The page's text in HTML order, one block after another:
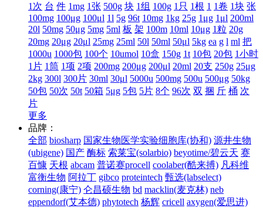
1次 台 件 1mg 1张 500g 块 1组 100g 1只 1根 1 1卷 1块 张
100mg 100μg 100μl 1l 5g 96t 10mg 1kg 25g 1μg 1μl 200ml
20l 50mg 50μg 5mg 5ml 板 架 100m 10ml 10μg 1粒 20g
20mg 20μg 20μl 25mg 25ml 50l 50ml 50μl 5kg ea g l ml 把
1000u 1000包 100个 10umol 10盒 150g 1t 10包 20包 1小时
1片 1筒 1项 2项 200mg 200μg 200μl 20ml 20支 250g 25μg
2kg 300l 300片 30ml 30μl 5000u 500mg 500u 500μg 50kg
50包 50次 50t 50箱 5μg 5包 5片 8个 96次 双 捆 斤 桶 次
片
更多
品牌：
全部 biosharp 国家生物医学实验细胞库(协和) 源井生物
(ubigene) 国产 酶标 索莱宝(solarbio) beyotime/碧云天 赛
百慷 天根 abcam 普诺赛procell coolaber(酷来搏) 凡科维
富衡生物 阿拉丁 gibco proteintech 甄选(labselect)
corning(康宁) 仑昌硕生物 bd macklin(麦克林) neb
eppendorf(艾本德) phytotech 杨辉 cricell axygen(爱思进)